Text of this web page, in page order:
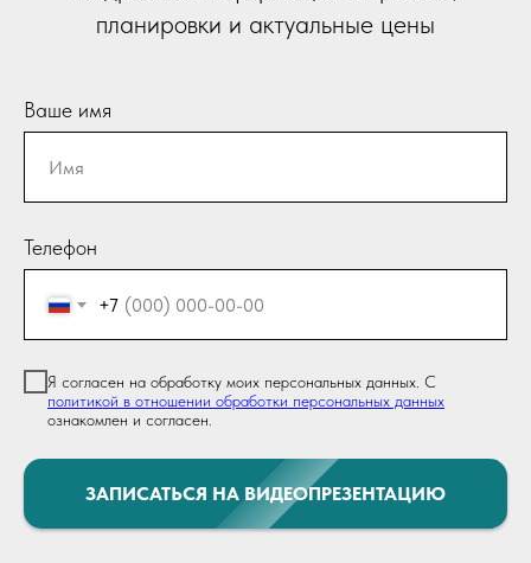
планировки и актуальные цены
Ваше имя
Телефон
+7
Я согласен на обработку моих персональных данных. С
политикой в отношении обработки персональных данных
ознакомлен и согласен.
ЗАПИСАТЬСЯ НА ВИДЕОПРЕЗЕНТАЦИЮ